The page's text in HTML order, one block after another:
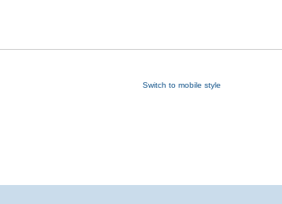
Switch to mobile style